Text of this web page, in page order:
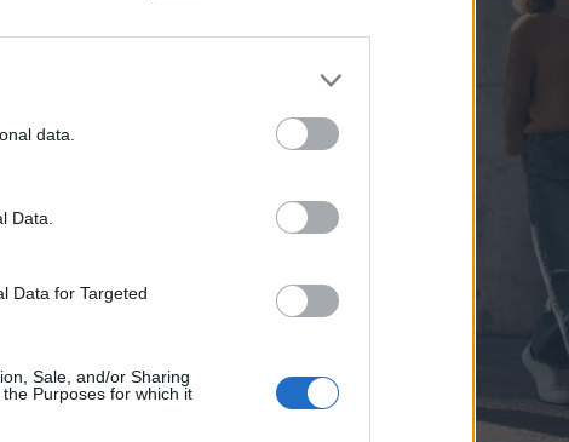
data.
Data.
Data for Targeted
Sale, and/or Sharing
Purposes for which it